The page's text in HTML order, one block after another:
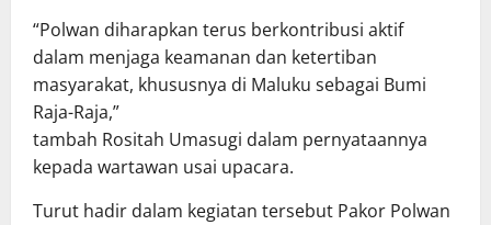
“Polwan diharapkan terus berkontribusi aktif
dalam menjaga keamanan dan ketertiban
masyarakat, khususnya di Maluku sebagai Bumi
Raja-Raja,”
tambah Rositah Umasugi dalam pernyataannya
kepada wartawan usai upacara.
Turut hadir dalam kegiatan tersebut Pakor Polwan